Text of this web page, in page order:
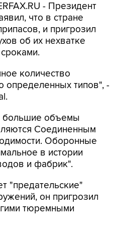
- Президент
что в стране
и пригрозил
об их нехватке
количество
определенных типов", -
большие объемы
Соединенным
Оборонные
в истории
и фабрик".
"предательские"
он пригрозил
тюремными